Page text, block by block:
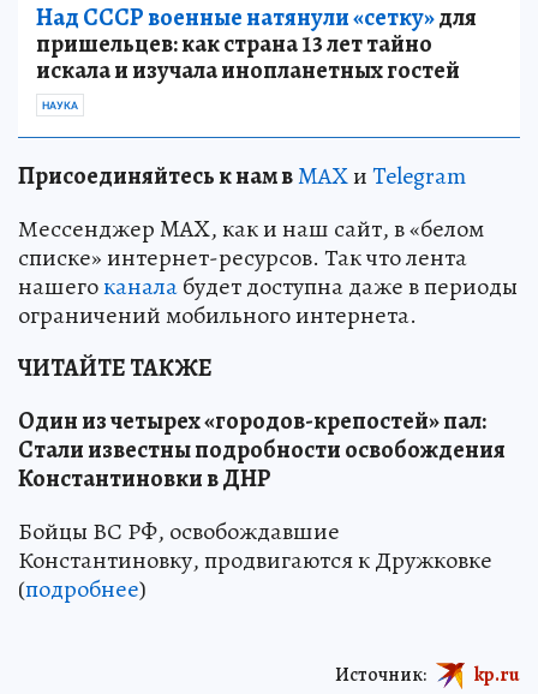
Над СССР военные натянули «сетку»для
пришельцев: как страна 13 лет тайно
искала и изучала инопланетных гостей
НАУКА
Присоединяйтесь к нам вMAXиTelegram
Мессенджер MAX, как и наш сайт, в «белом
списке» интернет-ресурсов. Так что лента
нашегоканалабудет доступна даже в периоды
ограничений мобильного интернета.
ЧИТАЙТЕ ТАКЖЕ
Один из четырех «городов-крепостей» пал:
Стали известны подробности освобождения
Константиновки в ДНР
Бойцы ВС РФ, освобождавшие
Константиновку, продвигаются к Дружковке
(подробнее)
Источник: kp.ru